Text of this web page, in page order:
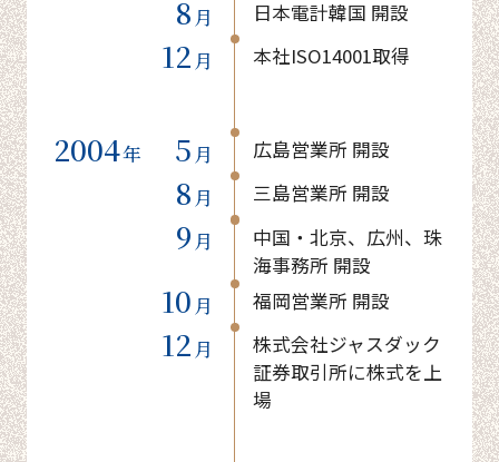
8 月 日本電計韓国 開設
12 月 本社ISO14001取得
2004年 5 月 広島営業所 開設
8 月 三島営業所 開設
9 月
中国・北京、広州、珠
海事務所 開設
10 月 福岡営業所 開設
12 月
株式会社ジャスダック
証券取引所に株式を上
場